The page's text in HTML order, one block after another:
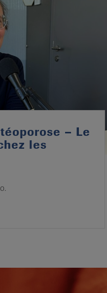
– Le
les